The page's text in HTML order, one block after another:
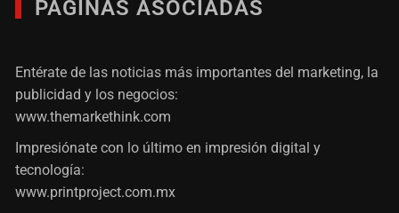
PÁGINAS ASOCIADAS
Entérate de las noticias más importantes del marketing, la
publicidad y los negocios:
www.themarkethink.com
Impresiónate con lo último en impresión digital y
tecnología:
www.printproject.com.mx